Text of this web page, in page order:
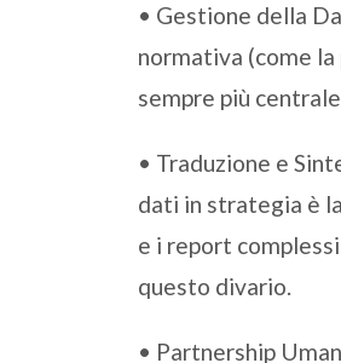
• Gestione della
normativa (come
sempre più
• Traduzione e
dati in strategia è
e i report
questo divario.
• Partnership